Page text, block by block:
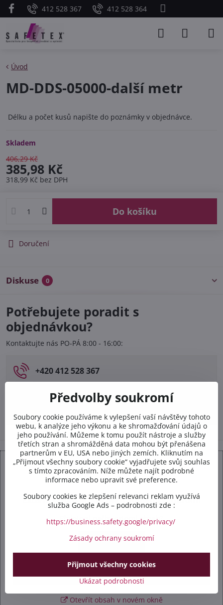
412 528 367 412 528 364
Úvod
MD-DDS-05000-další metr
Délku a počet kusů napište do poznámky v objednávce.
Skladem
406,29 Kč
385,98 Kč
318,99 Kč bez DPH
Do košíku
Doručení
Diskuse 0
Potřebujete poradit s
objednávkou?
Kontaktujte nás PO-PÁ 8:00 - 16:00:
+420 412 528 367
+420 602 284 314
Externí obsah je blokován Volbami soukromí
Přejete si načíst externí obsah?
Povolit jednou
Povolit a zapamatovat - souhlas s druhem cookie:
Otevřít obsah v novém okně
Předvolby soukromí
Soubory cookie používáme k vylepšení vaší návštěvy tohoto
webu, k analýze jeho výkonu a ke shromažďování údajů o
jeho používání. Můžeme k tomu použít nástroje a služby
třetích stran a shromážděná data mohou být přenášena
partnerům v EU, USA nebo jiných zemích. Kliknutím na
„Přijmout všechny soubory cookie“ vyjadřujete svůj souhlas
s tímto zpracováním. Níže můžete najít podrobné
informace nebo upravit své preference.
Soubory cookies ke zlepšení relevanci reklam využívá
služba Google Ads – podrobnosti zde :
https://business.safety.google/privacy/
Zásady ochrany soukromí
Ukázat podrobnosti
Přijmout všechny cookies